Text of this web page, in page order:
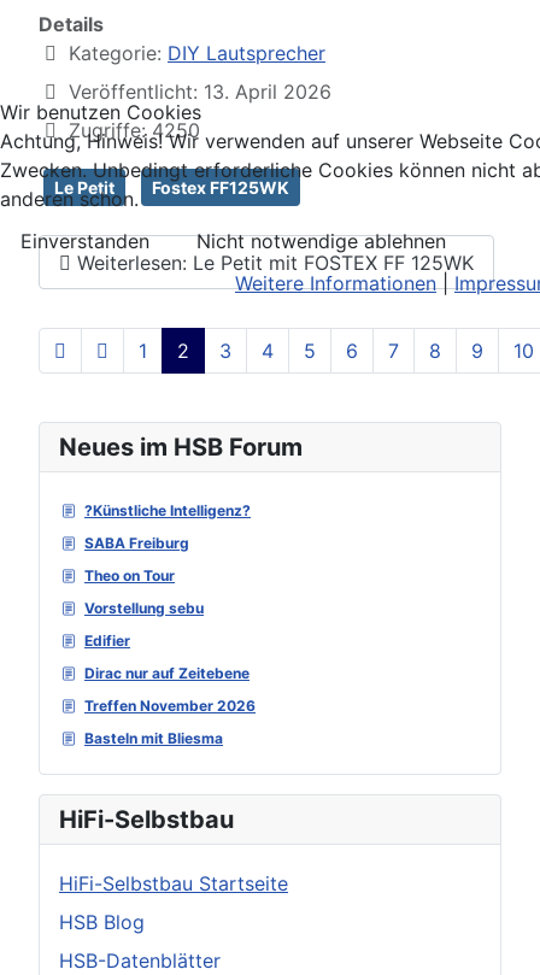
Neues im HSB Forum
?Künstliche Intelligenz?
SABA Freiburg
Theo on Tour
Vorstellung sebu
Edifier
Dirac nur auf Zeitebene
Treffen November 2026
Basteln mit Bliesma
HiFi-Selbstbau
HiFi-Selbstbau Startseite
HSB Blog
HSB-Datenblätter
Details
Kategorie: DIY Lautsprecher
Veröffentlicht: 13. April 2026
Zugriffe: 4250
Le Petit Fostex FF125WK
Weiterlesen: Le Petit mit FOSTEX FF 125WK
Seite 2 von 129
1 2 3 4 5 6 7 8 9 10
Wir benutzen Cookies
Achtung, Hinweis! Wir verwenden auf unserer Webseite
Zwecken. Unbedingt erforderliche Cookies können nicht
anderen schon.
Einverstanden
Nicht notwendige ablehnen
Weitere Informationen|